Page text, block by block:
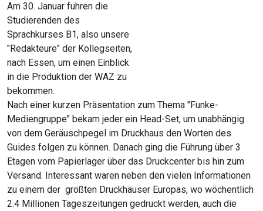
Am 30. Januar fuhren die
Studierenden des
Sprachkurses B1, also unsere
"Redakteure" der Kollegseiten,
nach Essen, um einen Einblick
in die Produktion der WAZ zu
bekommen.
Nach einer kurzen Präsentation zum Thema "Funke-
Mediengruppe" bekam jeder ein Head-Set, um unabhängig
von dem Geräuschpegel im Druckhaus den Worten des
Guides folgen zu können. Danach ging die Führung über 3
Etagen vom Papierlager über das Druckcenter bis hin zum
Versand. Interessant waren neben den vielen Informationen
zu einem der größten Druckhäuser Europas, wo wöchentlich
2.4 Millionen Tageszeitungen gedruckt werden, auch die